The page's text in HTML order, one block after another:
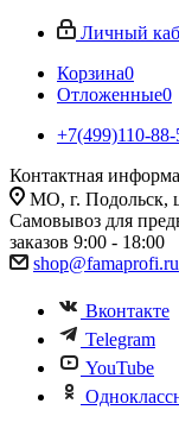
Личный
Корзина0
Отложенные0
+7(499)110-88-
Контактная
МО, г. Подольск,
Самовывоз для
заказов 9:00 - 18:00
shop@famaprofi.ru
Вконтакте
Telegram
YouTube